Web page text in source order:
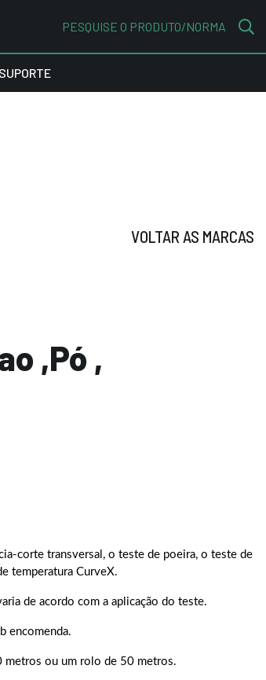
PESQUISE O PRODUTO/NORMA
SUPORTE
VOLTAR AS MARCAS
,Pó ,
corte transversal, o teste de poeira, o teste de
temperatura CurveX.
de acordo com a aplicação do teste.
encomenda.
metros ou um rolo de 50 metros.